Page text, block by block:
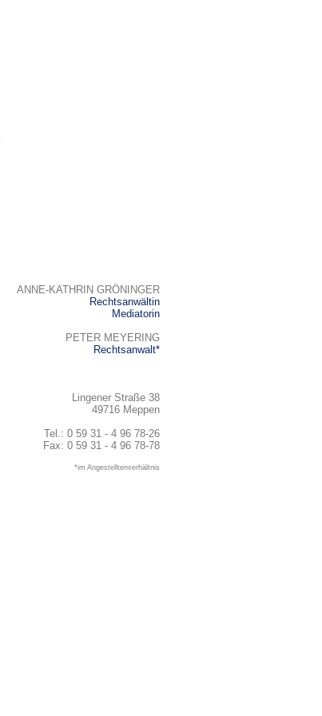
ANNE-KATHRIN GRÖNINGER
Rechtsanwältin
Mediatorin
PETER MEYERING
Rechtsanwalt*
Lingener Straße 38
49716 Meppen
Tel.: 0 59 31 - 4 96 78-26
Fax: 0 59 31 - 4 96 78-78
*im Angestelltenverhältnis